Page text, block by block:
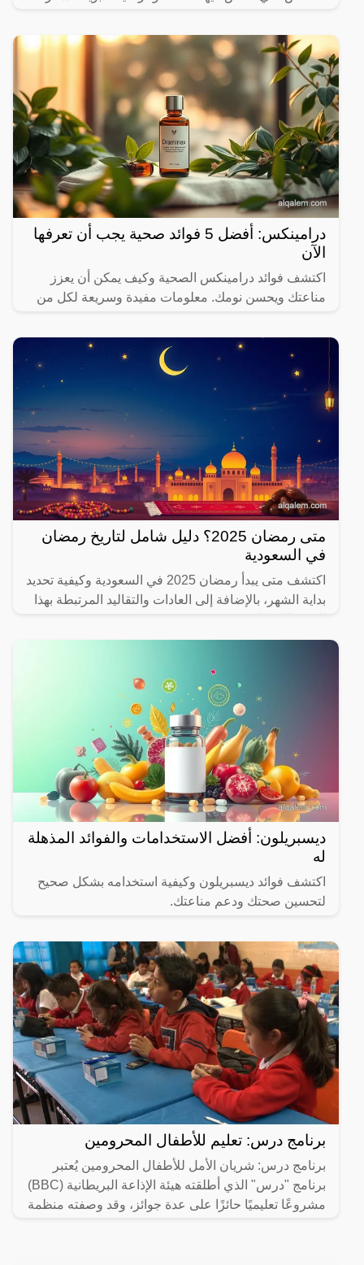
درامينكس: أفضل 5 فوائد صحية يجب أن تعرفها
الآن
اكتشف فوائد درامينكس الصحية وكيف يمكن أن يعزز
مناعتك ويحسن نومك. معلومات مفيدة وسريعة لكل من
متى رمضان 2025؟ دليل شامل لتاريخ رمضان
في السعودية
اكتشف متى يبدأ رمضان 2025 في السعودية وكيفية تحديد
بداية الشهر، بالإضافة إلى العادات والتقاليد المرتبطة بهذا
ديسبريلون: أفضل الاستخدامات والفوائد المذهلة
له
اكتشف فوائد ديسبريلون وكيفية استخدامه بشكل صحيح
لتحسين صحتك ودعم مناعتك.
برنامج درس: تعليم للأطفال المحرومين
برنامج درس: شريان الأمل للأطفال المحرومين يُعتبر
برنامج "درس" الذي أطلقته هيئة الإذاعة البريطانية (BBC)
مشروعًا تعليميًا حائزًا على عدة جوائز، وقد وصفته منظمة